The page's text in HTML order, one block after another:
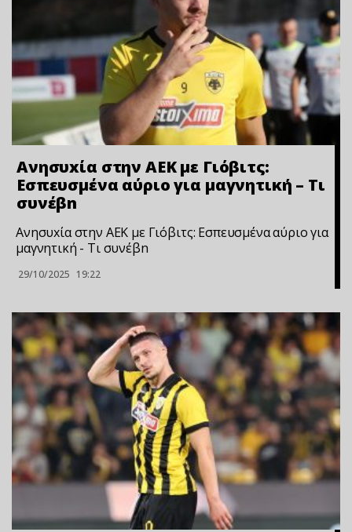
Ανησυxία στην ΑΕΚ με Γιόβιτς:
Εσπευσμένα αύριο για μαγνητική – Τι
συνέβn
Ανησυxία στην ΑΕΚ με Γιόβιτς: Εσπευσμένα αύριο για
μαγνητική - Τι συνέβn
29/10/2025 19:22